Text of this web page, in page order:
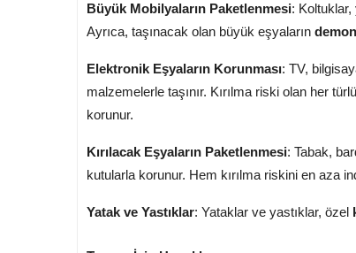
Büyük Mobilyaların Paketlenmesi:
Ayrıca, taşınacak olan büyük eşyaların
Elektronik Eşyaların Korunması: TV,
malzemelerle taşınır. Kırılma riski olan her
korunur.
Kırılacak Eşyaların Paketlenmesi: Tabak,
kutularla korunur. Hem kırılma riskini en aza
Yatak ve Yastıklar: Yataklar ve yastıklar, özel